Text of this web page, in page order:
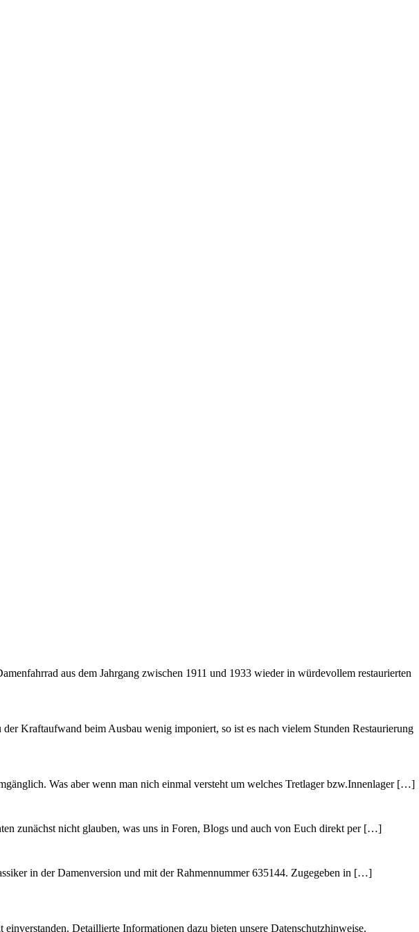
aus dem Jahrgang zwischen 1911 und 1933 wieder in würdevollem restaurierten
Kraftaufwand beim Ausbau wenig imponiert, so ist es nach vielem Stunden Restaurierung
Was aber wenn man nich einmal versteht um welches Tretlager bzw.Innenlager […]
zunächst nicht glauben, was uns in Foren, Blogs und auch von Euch direkt per […]
in der Damenversion und mit der Rahmennummer 635144. Zugegeben in […]
Detaillierte Informationen dazu bieten unsere Datenschutzhinweise.